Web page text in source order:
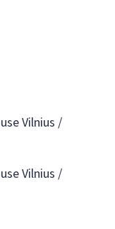
Vilnius /
Vilnius /